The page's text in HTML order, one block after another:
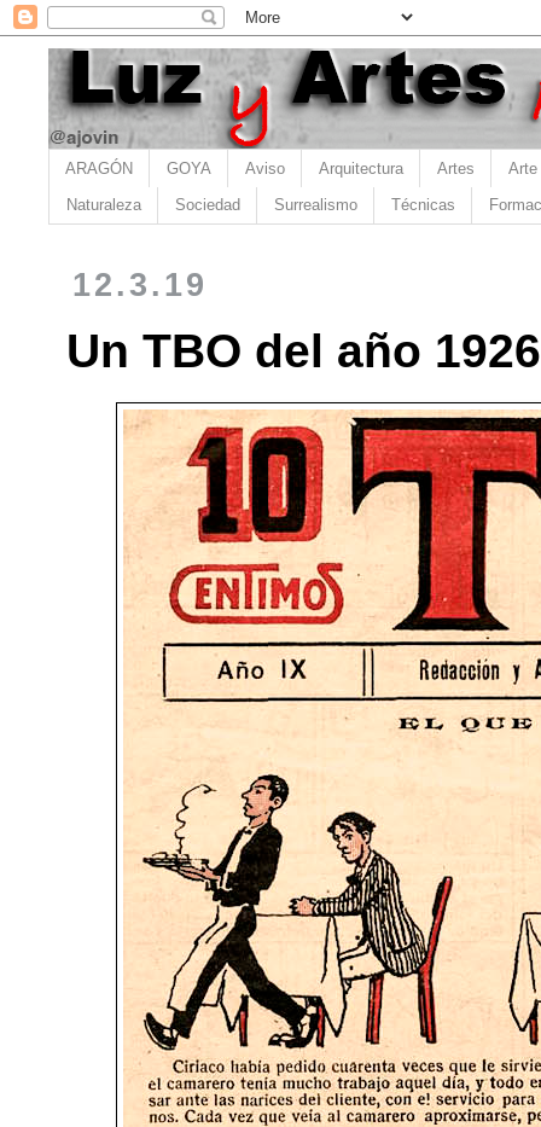
ARAGÓN GOYA Aviso Arquitectura Artes Arte
Naturaleza Sociedad Surrealismo Técnicas
12.3.19
Un TBO del año 1926